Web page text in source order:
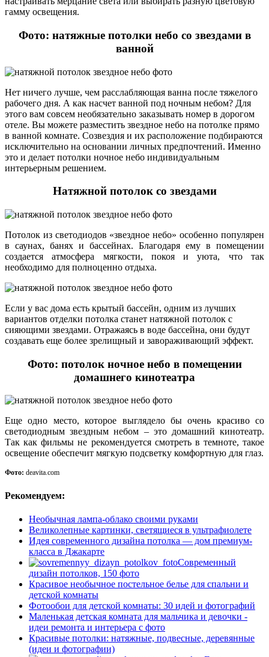
гамму освещения.
Фото: натяжные потолки небо со звездами в
ванной
Нет ничего лучше, чем расслабляющая ванна после тяжелого
рабочего дня. А как насчет ванной под ночным небом? Для
этого вам совсем необязательно заказывать номер в дорогом
отеле. Вы можете разместить звездное небо на потолке прямо
в ванной комнате. Созвездия и их расположение подбираются
исключительно на основании личных предпочтений. Именно
это и делает потолки ночное небо индивидуальным
интерьерным решением.
Натяжной потолок со звездами
Потолок из светодиодов «звездное небо» особенно популярен
в саунах, банях и бассейнах. Благодаря ему в помещении
создается атмосфера мягкости, покоя и уюта, что так
необходимо для полноценно отдыха.
Если у вас дома есть крытый бассейн, одним из лучших
вариантов отделки потолка станет натяжной потолок с
сияющими звездами. Отражаясь в воде бассейна, они будут
создавать еще более зрелищный и завораживающий эффект.
Фото: потолок ночное небо в помещении
домашнего кинотеатра
Еще одно место, которое выглядело бы очень красиво со
светодиодным звездным небом – это домашний кинотеатр.
Так как фильмы не рекомендуется смотреть в темноте, такое
освещение обеспечит мягкую подсветку комфортную для глаз.
Фото: deavita.com
Рекомендуем:
Необычная лампа-облако своими руками
Великолепные картинки, светящиеся в ультрафиолете
Идея современного дизайна потолка — дом премиум-
класса в Джакарте
Современный
дизайн потолков, 150 фото
Красивое необычное постельное белье для спальни и
детской комнаты
Фотообои для детской комнаты: 30 идей и фотографий
Маленькая детская комната для мальчика и девочки -
идеи ремонта и интерьера с фото
Красивые потолки: натяжные, подвесные, деревянные
(идеи и фотографии)